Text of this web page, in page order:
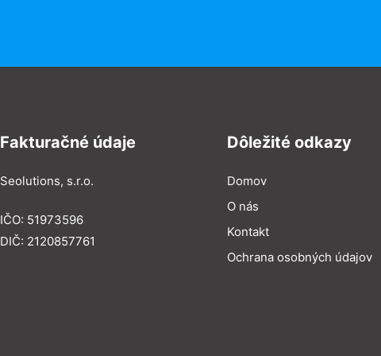
Fakturačné údaje
Seolutions, s.r.o.
IČO: 51973596
DIČ: 2120857761
Dôležité odkazy
Domov
O nás
Kontakt
Ochrana osobných údajov